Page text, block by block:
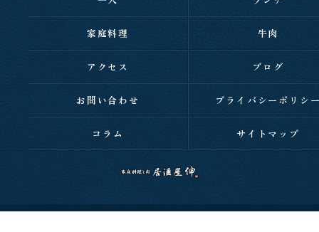
家庭料理 牛肉
アクセス ブログ
お問い合わせ プライバシーポリシ
コラム サイトマップ